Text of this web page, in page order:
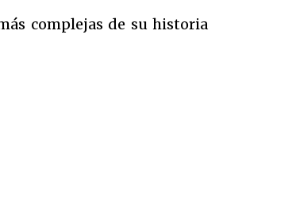
complejas de su historia